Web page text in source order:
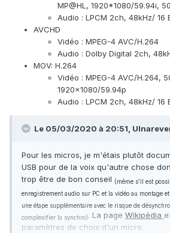
MP@HL, 1920*1080/59.94i,
Audio : LPCM 2ch, 48kHz/ 16
AVCHD
Vidéo : MPEG-4 AVC/H.264
Audio : Dolby Digital 2ch,
MOV: H.264
Vidéo : MPEG-4 AVC/H.264,
1920x1080/59.94p
Audio : LPCM 2ch, 48kHz/ 16
Le 05/03/2020 à 20:51,
Pour les micros, je m'étais plutôt
USB pour de la voix qu'autre chose
trop être de bon conseil (même s'il est
enregistrement audio sur PC et la vidéo au montage
une étape supplémentaire avec le risque de
complexifier la synchro). La page Wikipédia
paramètres de choix d'un micro.